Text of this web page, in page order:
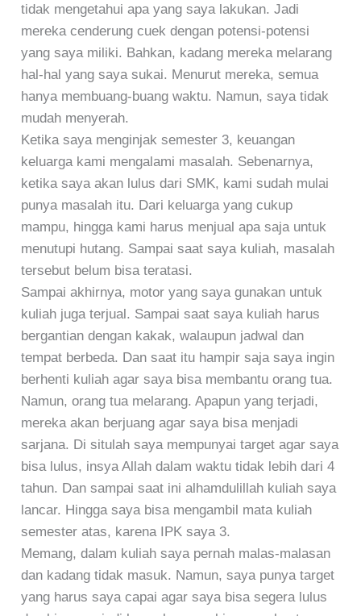
tidak mengetahui apa yang saya lakukan. Jadi
mereka cenderung cuek dengan potensi-potensi
yang saya miliki. Bahkan, kadang mereka melarang
hal-hal yang saya sukai. Menurut mereka, semua
hanya membuang-buang waktu. Namun, saya tidak
mudah menyerah.
Ketika saya menginjak semester 3, keuangan
keluarga kami mengalami masalah. Sebenarnya,
ketika saya akan lulus dari SMK, kami sudah mulai
punya masalah itu. Dari keluarga yang cukup
mampu, hingga kami harus menjual apa saja untuk
menutupi hutang. Sampai saat saya kuliah, masalah
tersebut belum bisa teratasi.
Sampai akhirnya, motor yang saya gunakan untuk
kuliah juga terjual. Sampai saat saya kuliah harus
bergantian dengan kakak, walaupun jadwal dan
tempat berbeda. Dan saat itu hampir saja saya ingin
berhenti kuliah agar saya bisa membantu orang tua.
Namun, orang tua melarang. Apapun yang terjadi,
mereka akan berjuang agar saya bisa menjadi
sarjana. Di situlah saya mempunyai target agar saya
bisa lulus, insya Allah dalam waktu tidak lebih dari 4
tahun. Dan sampai saat ini alhamdulillah kuliah saya
lancar. Hingga saya bisa mengambil mata kuliah
semester atas, karena IPK saya 3.
Memang, dalam kuliah saya pernah malas-malasan
dan kadang tidak masuk. Namun, saya punya target
yang harus saya capai agar saya bisa segera lulus